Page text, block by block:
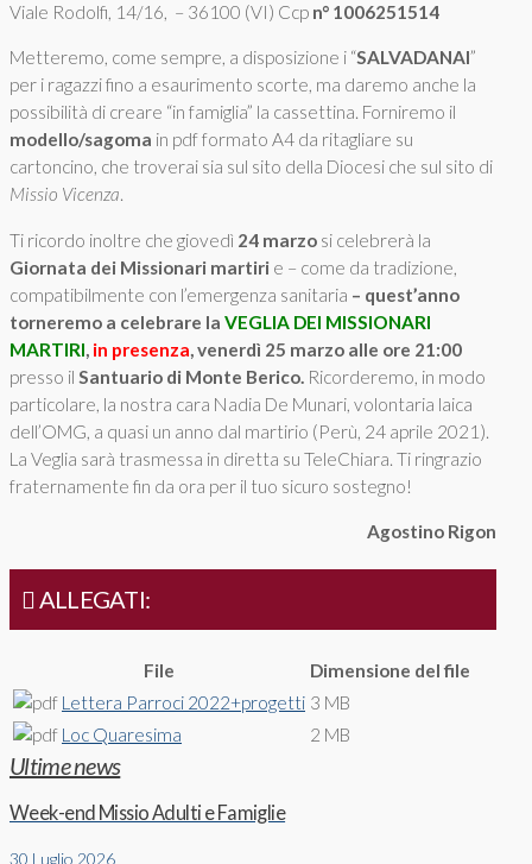
Viale Rodolfi, 14/16, – 36100 (VI) Ccp n° 1006251514
Metteremo, come sempre, a disposizione i “SALVADANAI”
per i ragazzi fino a esaurimento scorte, ma daremo anche la
possibilità di creare “in famiglia” la cassettina. Forniremo il
modello/sagoma in pdf formato A4 da ritagliare su
cartoncino, che troverai sia sul sito della Diocesi che sul sito di
Missio Vicenza.
Ti ricordo inoltre che giovedì 24 marzo si celebrerà la
Giornata dei Missionari martiri e – come da tradizione,
compatibilmente con l’emergenza sanitaria – quest’anno
torneremo a celebrare la VEGLIA DEI MISSIONARI
MARTIRI, in presenza, venerdì 25 marzo alle ore 21:00
presso il Santuario di Monte Berico. Ricorderemo, in modo
particolare, la nostra cara Nadia De Munari, volontaria laica
dell’OMG, a quasi un anno dal martirio (Perù, 24 aprile 2021).
La Veglia sarà trasmessa in diretta su TeleChiara. Ti ringrazio
fraternamente fin da ora per il tuo sicuro sostegno!
Agostino Rigon
ALLEGATI:
File
Dimensione del file
Lettera Parroci 2022+progetti 3 MB
Loc Quaresima
2 MB
Ultime news
Week-end Missio Adulti e Famiglie
30 Luglio 2026